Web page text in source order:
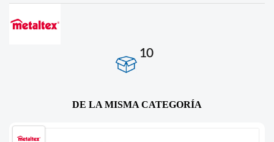
10
DE LA MISMA CATEGORÍA